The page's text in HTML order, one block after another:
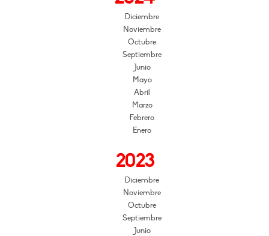
Diciembre
Noviembre
Octubre
Septiembre
Junio
Mayo
Abril
Marzo
Febrero
Enero
2023
Diciembre
Noviembre
Octubre
Septiembre
Junio